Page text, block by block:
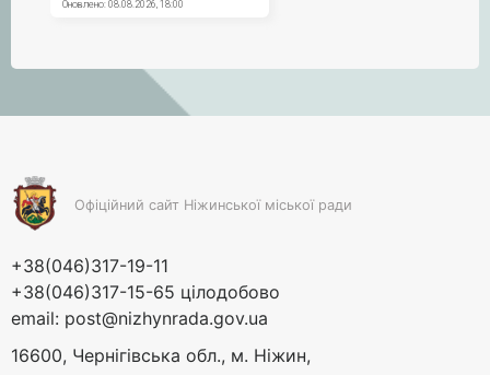
Офіційний сайт Ніжинської міської ради
+38(046)317-19-11
+38(046)317-15-65 цілодобово
email: post@nizhynrada.gov.ua
16600, Чернігівська обл., м. Ніжин,